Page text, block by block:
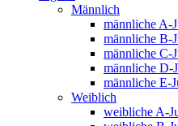
Männlich
männliche A-
männliche B-
männliche C-
männliche D-
männliche E-
Weiblich
weibliche A-